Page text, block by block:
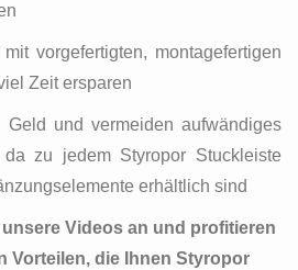
vorgefertigten, montagefertigen
Zeit ersparen
und vermeiden aufwändiges
zu jedem Styropor Stuckleiste
erhältlich sind
Videos an und profitieren
Vorteilen, die Ihnen Styropor